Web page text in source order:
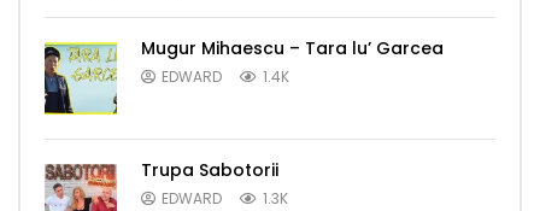
Mugur Mihaescu – Tara lu’ Garcea
EDWARD 1.4K
Trupa Sabotorii
EDWARD 1.3K